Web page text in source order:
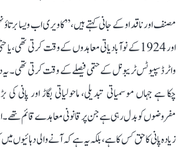
واٹر ڈسپیوٹس ٹریبونل کے حتمی فیصلے کے وقت کرتی تھی۔ یہ
چکا ہے جہاں موسمیاتی تبدیلی، ماحولیاتی بگاڑ اور پانی
مفروضوں کو بدل رہی ہے جن پر قانونی معاہدے قائم
زیادہ پانی کا حق کس کا ہے، بلکہ یہ ہے کہ آنے والی دہائیوں